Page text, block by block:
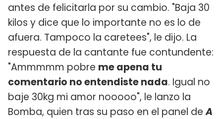
antes de felicitarla por su cambio. "Baja 30
kilos y dice que lo importante no es lo de
afuera. Tampoco la caretees", le dijo. La
respuesta de la cantante fue contundente:
"Ammmmm pobre me apena tu
comentario no entendiste nada. Igual no
baje 30kg mi amor nooooo", le lanzo la
Bomba, quien tras su paso en el panel deA